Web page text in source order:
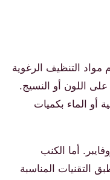
مواد التنظيف الرغوية
على اللون أو النسيج.
أو الماء بكميات
أما الكنب
التقنيات المناسبة